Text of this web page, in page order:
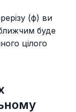
(ϕ) ви
буде
цілого